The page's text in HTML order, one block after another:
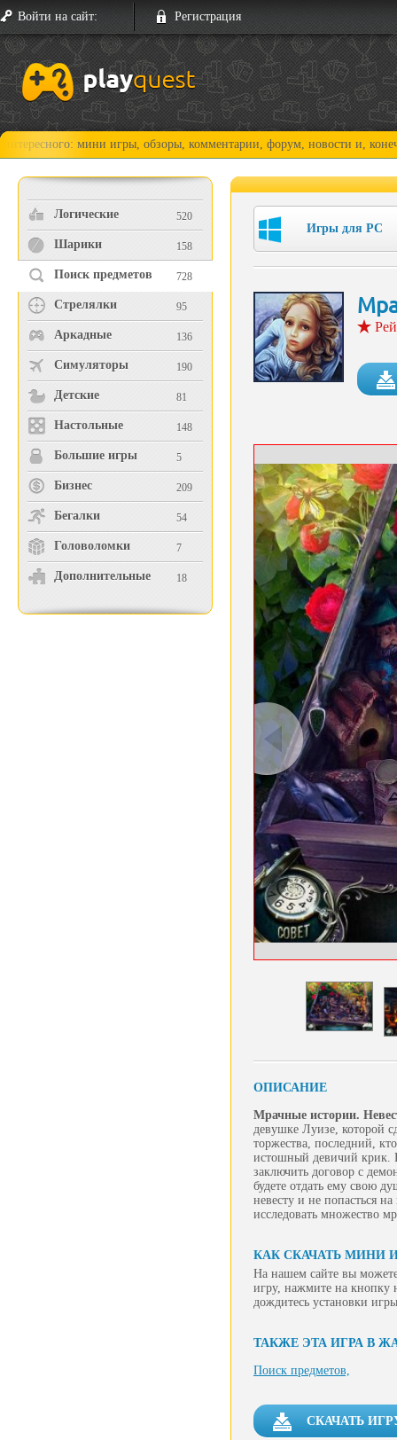
Войти на сайт: Регистрация
мини игры, обзоры, комментарии, форум, новости и, конечно,
Логические 520
Шарики 158
Поиск предметов 728
Стрелялки 95
Аркадные 136
Симуляторы 190
Детские 81
Настольные 148
Большие игры 5
Бизнес 209
Бегалки 54
Головоломки 7
Дополнительные 18
Игры для PC
ОПИСАНИЕ
Мрачные истории.
девушке Луизе, которой
торжества, последний,
истошный девичий крик.
заключить договор с
будете отдать ему свою
невесту и не попасться
исследовать множество
КАК СКАЧАТЬ МИНИ
На нашем сайте вы
игру, нажмите на кнопку
дождитесь установки
ТАКЖЕ ЭТА ИГРА В
Поиск предметов,
СКАЧАТЬ